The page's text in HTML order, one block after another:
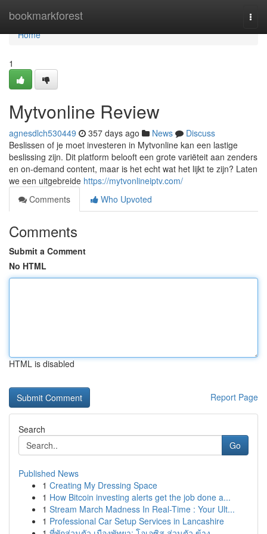
bookmarkforest
Home
Home
1
Mytvonline Review
agnesdlch530449 357 days ago News
Discuss
Beslissen of je moet investeren in Mytvonline kan een lastige
beslissing zijn. Dit platform belooft een grote variëteit aan zenders
en on-demand content, maar is het echt wat het lijkt te zijn? Laten
we een uitgebreide https://mytvonlineiptv.com/
Comments
Who Upvoted
Comments
Submit a Comment
No HTML
HTML is disabled
Report Page
Search
Go
Published News
1 Creating My Dressing Space
1 How Bitcoin investing alerts get the job done a...
1 Stream March Madness In Real-Time : Your Ult...
1 Professional Car Setup Services in Lancashire